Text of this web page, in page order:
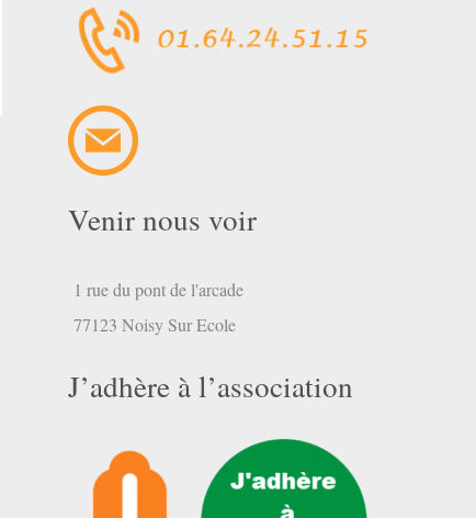
Venir nous voir
1 rue du pont de l'arcade
77123 Noisy Sur Ecole
J’adhère à l’association